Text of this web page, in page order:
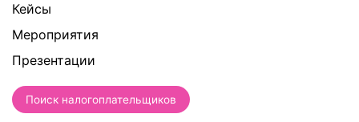
Кейсы
Мероприятия
Презентации
Поиск налогоплательщиков